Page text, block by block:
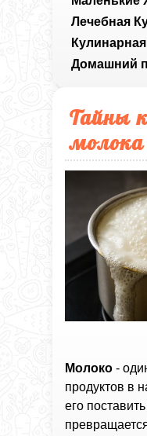
Лечебная
Домашний
Тайны
молока
Молоко -
продуктов в
его